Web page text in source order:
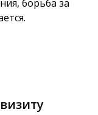
борьба за